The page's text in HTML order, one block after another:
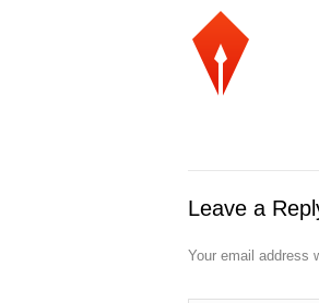
Leave a
Your email address